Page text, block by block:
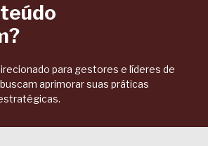
para gestores e líderes de
aprimorar suas práticas